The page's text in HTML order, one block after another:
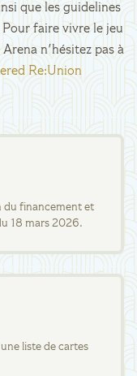
que les guidelines
faire vivre le jeu
n'hésitez pas à
Re:Union
du financement et
18 mars 2026.
liste de cartes